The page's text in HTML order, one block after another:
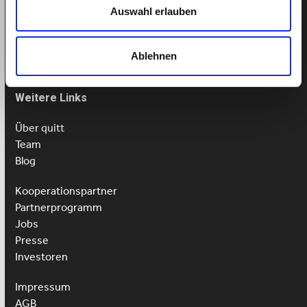
Auswahl erlauben
Ablehnen
Mo-Fr: 9-13 Uhr
Weitere Links
Über quitt
Team
Blog
Kooperationspartner
Partnerprogramm
Jobs
Presse
Investoren
Impressum
AGB